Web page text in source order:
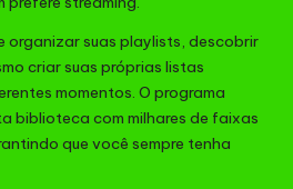
organizar suas playlists, descobrir
criar suas próprias listas
momentos. O programa
biblioteca com milhares de faixas
que você sempre tenha